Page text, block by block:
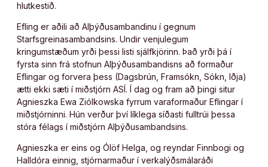
hlutkestið.
Efling er aðili að Alþýðusambandinu í gegnum
Starfsgreinasambandsins. Undir venjulegum
kringumstæðum yrði þessi listi sjálfkjörinn. Það yrði þá í
fyrsta sinn frá stofnun Alþýðusambandisns að formaður
Eflingar og forvera þess (Dagsbrún, Framsókn, Sókn, Iðja)
ætti ekki sæti í miðstjórn ASÍ. Í dag og fram að þingi situr
Agnieszka Ewa Ziólkowska fyrrum varaformaður Eflingar í
miðstjórninni. Hún verður því líklega síðasti fulltrúi þessa
stóra félags í miðstjórn Alþýðusambandsins.
Agnieszka er eins og Ólöf Helga, og reyndar Finnbogi og
Halldóra einnig, stjórnarmaður í verkalýðsmálaráði